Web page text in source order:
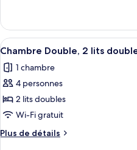
Suite
Studio
le
type
de
Suite
Studio
Afficher
toutes
les
photos
pour
ce
type
de
5
Chambre Double, 2 lits
1 chambre
4 personnes
2 lits doubles
Wi-Fi gratuit
Plus de détails
Plus